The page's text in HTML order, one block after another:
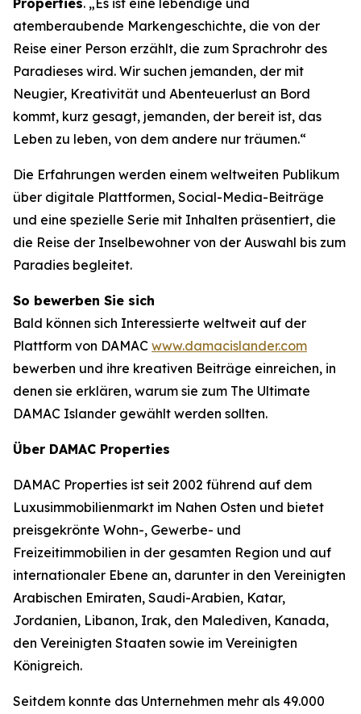
atemberaubende Markengeschichte, die von der
Reise einer Person erzählt, die zum Sprachrohr des
Paradieses wird. Wir suchen jemanden, der mit
Neugier, Kreativität und Abenteuerlust an Bord
kommt, kurz gesagt, jemanden, der bereit ist, das
Leben zu leben, von dem andere nur träumen.“
Die Erfahrungen werden einem weltweiten Publikum
über digitale Plattformen, Social-Media-Beiträge
und eine spezielle Serie mit Inhalten präsentiert, die
die Reise der Inselbewohner von der Auswahl bis zum
Paradies begleitet.
So bewerben Sie sich
Bald können sich Interessierte weltweit auf der
Plattform von DAMAC www.damacislander.com
bewerben und ihre kreativen Beiträge einreichen, in
denen sie erklären, warum sie zum The Ultimate
DAMAC Islander gewählt werden sollten.
Über DAMAC Properties
DAMAC Properties ist seit 2002 führend auf dem
Luxusimmobilienmarkt im Nahen Osten und bietet
preisgekrönte Wohn-, Gewerbe- und
Freizeitimmobilien in der gesamten Region und auf
internationaler Ebene an, darunter in den Vereinigten
Arabischen Emiraten, Saudi-Arabien, Katar,
Jordanien, Libanon, Irak, den Malediven, Kanada,
den Vereinigten Staaten sowie im Vereinigten
Königreich.
Seitdem konnte das Unternehmen mehr als 49.000